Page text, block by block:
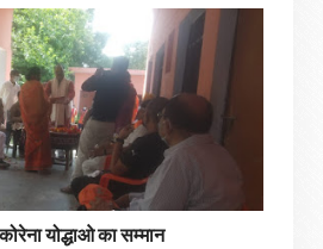
योद्धाओ का सम्मान